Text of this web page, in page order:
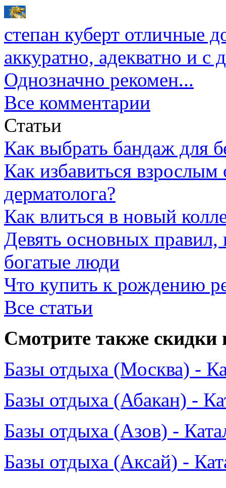
степан куберт отличные
аккуратно, адекватно и
Однозначно рекомен...
Все комментарии
Статьи
Как выбрать бандаж для
Как избавиться
дерматолога?
Как влиться в новый
Девять основных
богатые люди
Что купить к рождению
Все статьи
Смотрите также скидки
Базы отдыха (Москва) -
Базы отдыха (Абакан) -
Базы отдыха (Азов) -
Базы отдыха (Аксай) -